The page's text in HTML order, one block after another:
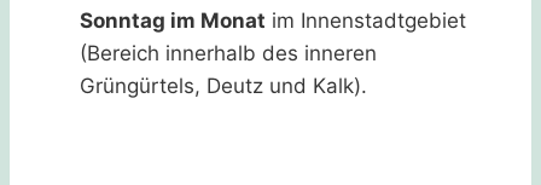
Sonntag im Monat im Innenstadtgebiet
(Bereich innerhalb des inneren
Grüngürtels, Deutz und Kalk).